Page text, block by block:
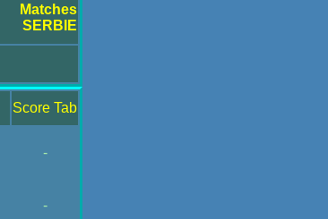
Matches
SERBIE
Score Tab
-
-